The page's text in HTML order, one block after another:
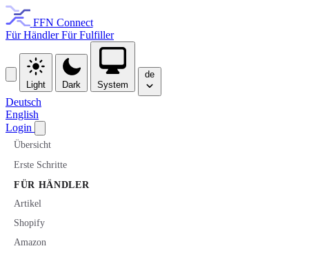
FFN Connect
Für HändlerFür Fulfiller
Light Dark System
de
Deutsch
English
Login
Übersicht
Erste Schritte
FÜR HÄNDLER
Artikel
Shopify
Amazon